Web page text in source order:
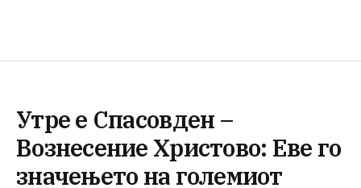
Утре е Спасовден –
Вознесение Христово: Еве го
значењето на големиот